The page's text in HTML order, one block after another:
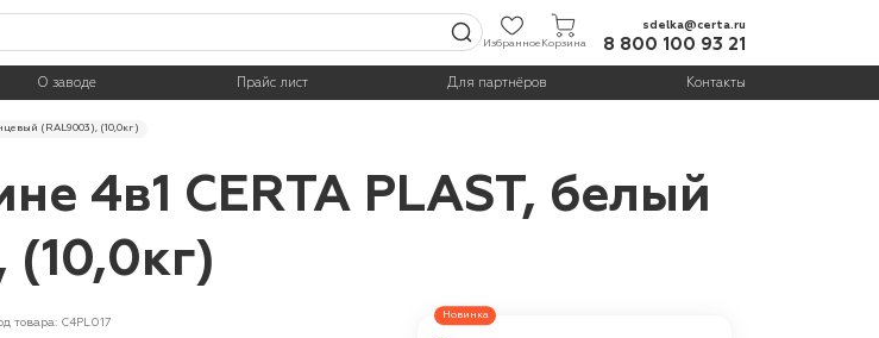
ИзбранноеКорзина
sdelka@certa.ru
8 800 100 93 21
О заводе Прайс лист Для партнёров Контакты
(RAL9003), (10,0кг)
4в1 CERTA PLAST, белый
товара: C4PL017
Новинка